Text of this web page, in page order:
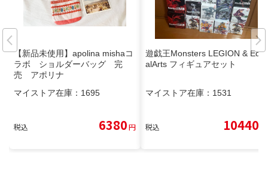
【新品未使用】apolina mishaコ
ラボ ショルダーバッグ 完
売 アポリナ
マイストア在庫： 1695
税込 6380円
遊戯王Monsters LEGION & Equ
alArts フィギュアセット
マイストア在庫： 1531
税込 10440